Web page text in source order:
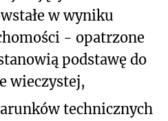
w wyniku
- opatrzone
podstawę do
wieczystej,
technicznych